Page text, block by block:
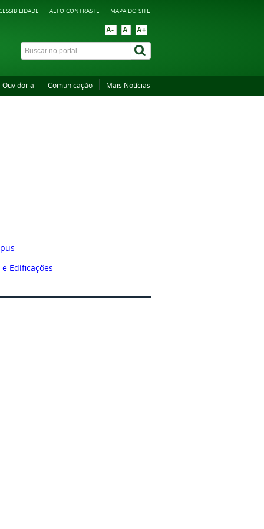
ALTO CONTRASTE MAPA DO SITE
A- A A+
Ouvidoria Comunicação Mais Notícias
Edificações